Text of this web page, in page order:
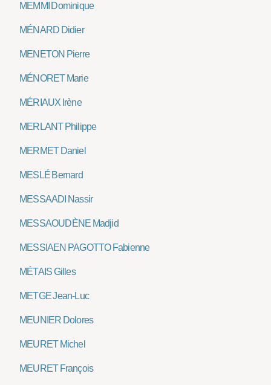
MEMMI Dominique
MÉNARD Didier
MENETON Pierre
MÉNORET Marie
MÉRIAUX Irène
MERLANT Philippe
MERMET Daniel
MESLÉ Bernard
MESSAADI Nassir
MESSAOUDÈNE Madjid
MESSIAEN PAGOTTO Fabienne
MÉTAIS Gilles
METGE Jean-Luc
MEUNIER Dolores
MEURET Michel
MEURET François